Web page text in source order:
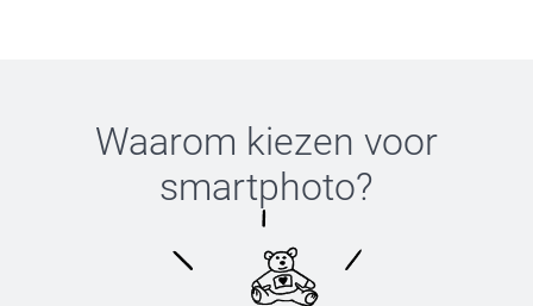
Waarom kiezen voor
smartphoto?